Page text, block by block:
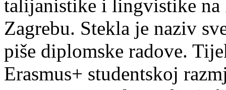
talijanistike i lingvistike
Zagrebu. Stekla je naziv
piše diplomske radove.
Erasmus+ studentskoj